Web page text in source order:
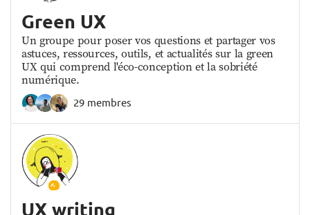
Green UX
Un groupe pour poser vos questions et partager vos
astuces, ressources, outils, et actualités sur la green
UX qui comprend l'éco-conception et la sobriété
numérique.
29 membres
UX writing